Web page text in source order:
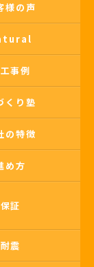
様の声
事例
くり塾
の特徴
め方
保証
耐震